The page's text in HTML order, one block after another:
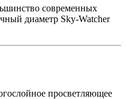
современных
диаметр Sky-Watcher
просветляющее